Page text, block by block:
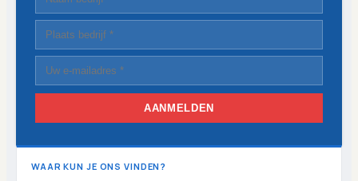
AANMELDEN
WAAR KUN JE ONS VINDEN?